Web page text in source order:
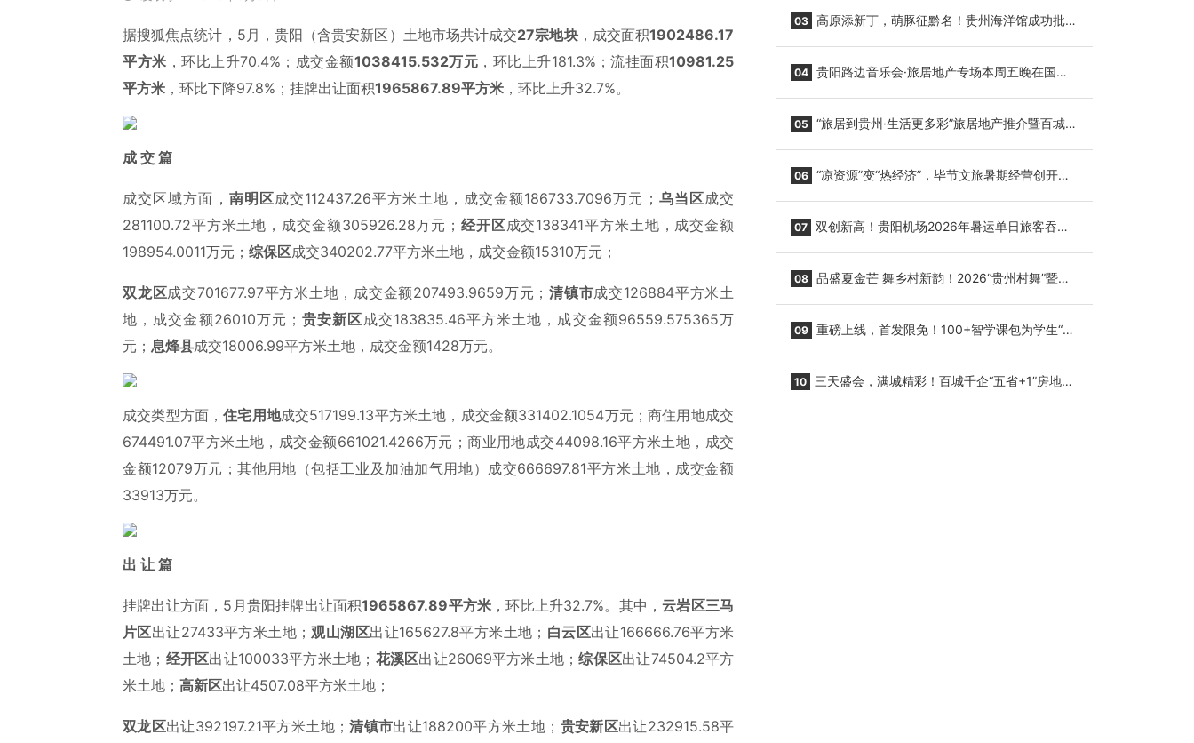
据搜狐焦点统计，5月，贵阳（含贵安新区）土地市场共计成交27宗地块，成交面积1902486.17
平方米 ，环比上升70.4%；成交金额1038415.532万元 ，环比上升181.3%；流挂面积10981.25
平方米 ，环比下降97.8%；挂牌出让面积1965867.89平方米 ，环比上升32.7%。
成 交 篇
成交区域方面， 南明区成交112437.26平方米土地，成交金额186733.7096万元； 乌当区成交
281100.72平方米土地，成交金额305926.28万元； 经开区成交138341平方米土地，成交金额
198954.0011万元； 综保区成交340202.77平方米土地，成交金额15310万元；
双龙区成交701677.97平方米土地，成交金额207493.9659万元； 清镇市成交126884平方米土
地，成交金额26010万元； 贵安新区成交183835.46平方米土地，成交金额96559.575365万
元； 息烽县成交18006.99平方米土地，成交金额1428万元。
成交类型方面，住宅用地成交517199.13平方米土地，成交金额331402.1054万元；商住用地成交
674491.07平方米土地，成交金额661021.4266万元；商业用地成交44098.16平方米土地，成交
金额12079万元；其他用地（包括工业及加油加气用地）成交666697.81平方米土地，成交金额
33913万元。
出 让 篇
挂牌出让方面，5月贵阳挂牌出让面积1965867.89平方米 ，环比上升32.7%。其中，云岩区三马
片区出让27433平方米土地；观山湖区出让165627.8平方米土地； 白云区出让166666.76平方米
土地； 经开区出让100033平方米土地； 花溪区出让26069平方米土地；综保区出让74504.2平方
米土地； 高新区出让4507.08平方米土地；
双龙区出让392197.21平方米土地； 清镇市出让188200平方米土地； 贵安新区出让232915.58平
03 高原添新丁，萌豚征黔名！贵州海洋馆成功批量
04 贵阳路边音乐会·旅居地产专场本周五晚在国际
05 “旅居到贵州·生活更多彩”旅居地产推介暨百城千
06 “凉资源”变“热经济”，毕节文旅暑期经营创开门
07 双创新高！贵阳机场2026年暑运单日旅客吞吐
08 品盛夏金芒 舞乡村新韵！2026“贵州村舞”暨望
09 重磅上线，首发限免！100+智学课包为学生“精
10 三天盛会，满城精彩！百城千企“五省+1”房地产